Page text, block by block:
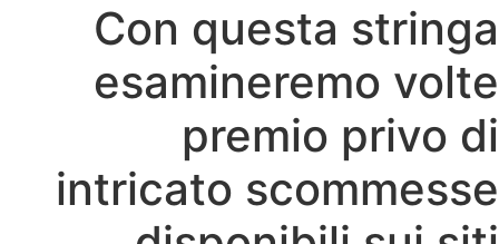
Con questa stringa
esamineremo volte
premio privo di
intricato scommesse